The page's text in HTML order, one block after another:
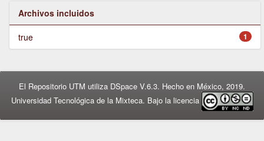
Archivos incluidos
1
true
El Repositorio UTM utiliza DSpace V.6.3. Hecho en México, 2019.
Universidad Tecnológica de la Mixteca. Bajo la licencia